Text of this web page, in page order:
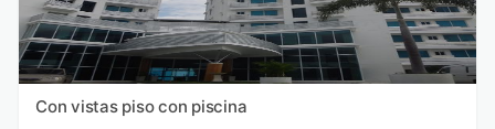
Con vistas piso con piscina